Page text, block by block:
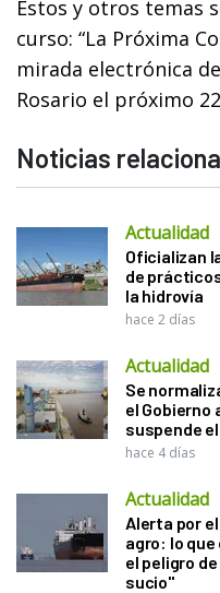
Estos y otros temas
curso: “La Próxima
mirada electrónica
Rosario el próximo
Noticias
Actualidad
Oficializan
de
la hidrovía
hace 2 días
Actualidad
Se
el Gobierno
suspende
hace 4 días
Actualidad
Alerta por
agro: lo
el peligro
sucio"